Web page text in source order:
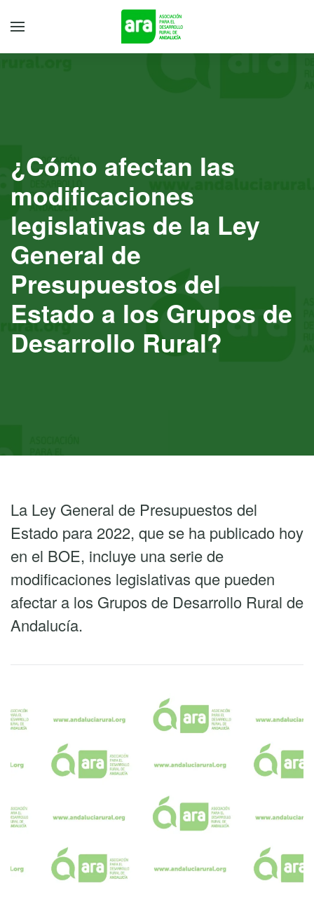
¿Cómo afectan las
modificaciones
legislativas de la Ley
General de
Presupuestos del
Estado a los Grupos de
Desarrollo Rural?
La Ley General de Presupuestos del
Estado para 2022, que se ha publicado hoy
en el BOE, incluye una serie de
modificaciones legislativas que pueden
afectar a los Grupos de Desarrollo Rural de
Andalucía.